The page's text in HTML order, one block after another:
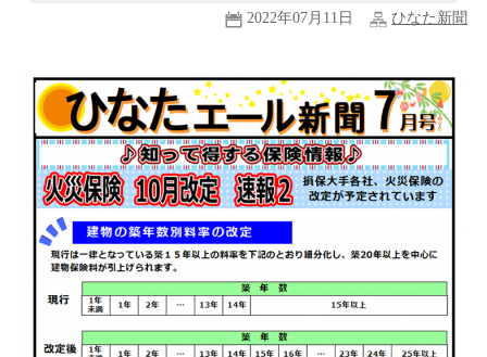
2022年07月11日 ひなた新聞